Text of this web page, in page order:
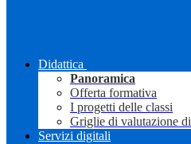
Didattica
Panoramica
Offerta formativa
I progetti delle classi
Griglie di valutazione
Servizi digitali